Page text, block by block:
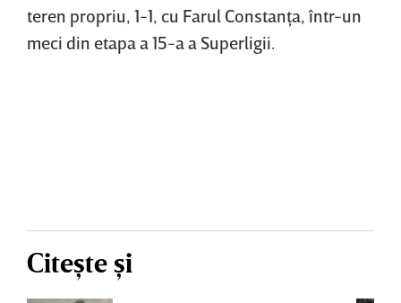
teren propriu, 1-1, cu Farul Constanţa, într-un
meci din etapa a 15-a a Superligii.
Citește și